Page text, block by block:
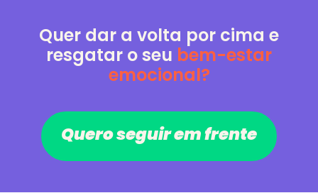
Quer dar a volta por cima e
resgatar o seu bem-estar
emocional?
Quero seguir em frente